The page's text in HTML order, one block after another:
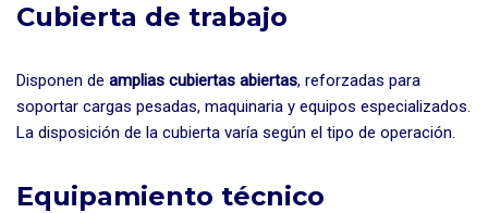
Cubierta de trabajo
Disponen de amplias cubiertas abiertas, reforzadas para
soportar cargas pesadas, maquinaria y equipos especializados.
La disposición de la cubierta varía según el tipo de operación.
Equipamiento técnico